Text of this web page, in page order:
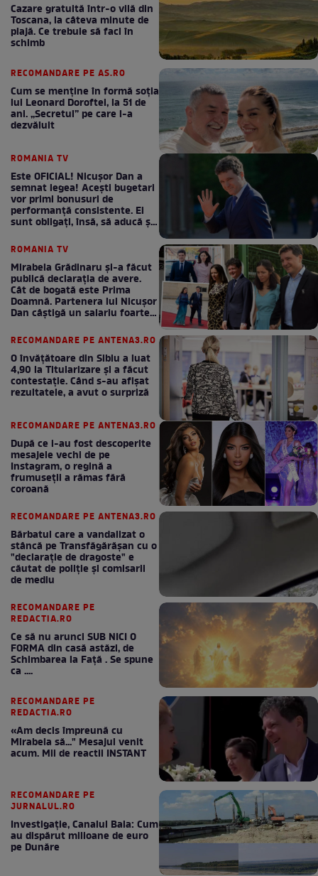
Cazare gratuită într-o vilă din
Toscana, la câteva minute de
plajă. Ce trebuie să faci în
schimb
RECOMANDARE PE AS.RO
Cum se menţine în formă soţia
lui Leonard Doroftei, la 51 de
ani. „Secretul” pe care l-a
dezvăluit
ROMANIA TV
Este OFICIAL! Nicușor Dan a
semnat legea! Acești bugetari
vor primi bonusuri de
performanță consistente. Ei
sunt obligați, însă, să aducă și
ROMANIA TV
Mirabela Grădinaru și-a făcut
publică declarația de avere.
Cât de bogată este Prima
Doamnă. Partenera lui Nicușor
Dan câștigă un salariu foarte
RECOMANDARE PE ANTENA3.RO
O învățătoare din Sibiu a luat
4,90 la Titularizare și a făcut
contestație. Când s-au afișat
rezultatele, a avut o surpriză
RECOMANDARE PE ANTENA3.RO
După ce i-au fost descoperite
mesajele vechi de pe
Instagram, o regină a
frumuseții a rămas fără
coroană
RECOMANDARE PE ANTENA3.RO
Bărbatul care a vandalizat o
stâncă pe Transfăgărășan cu o
"declaraţie de dragoste" e
căutat de poliție și comisarii
de mediu
RECOMANDARE PE
REDACTIA.RO
Ce să nu arunci SUB NICI O
FORMA din casă astăzi, de
Schimbarea la Față . Se spune
ca ....
RECOMANDARE PE
REDACTIA.RO
«Am decis împreună cu
Mirabela să..." Mesajul venit
acum. Mii de reactii INSTANT
RECOMANDARE PE
JURNALUL.RO
Investigație, Canalul Bala: Cum
au dispărut milioane de euro
pe Dunăre